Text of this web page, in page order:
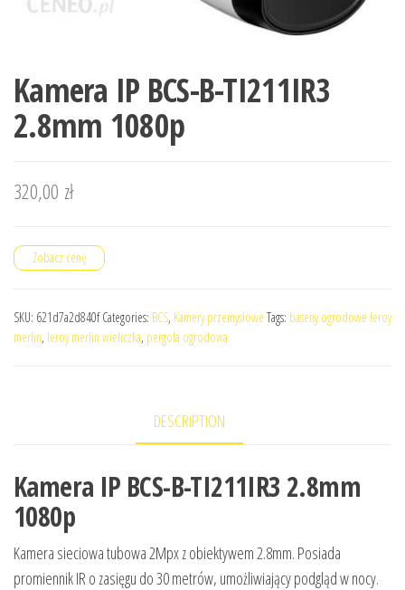
Kamera IP BCS-B-TI211IR3
2.8mm 1080p
320,00 zł
Zobacz cenę
SKU: 621d7a2d840f Categories: BCS, Kamery przemysłowe Tags: baseny ogrodowe leroy
merlin, leroy merlin wieliczka, pergola ogrodowa
DESCRIPTION
Kamera IP BCS-B-TI211IR3 2.8mm
1080p
Kamera sieciowa tubowa 2Mpx z obiektywem 2.8mm. Posiada
promiennik IR o zasięgu do 30 metrów, umożliwiający podgląd w nocy.